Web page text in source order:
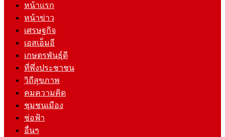
หน้าแรก
หน้าข่าว
เศรษฐกิจ
เอสเอ็มอี
เกษตรพันธุ์ดี
ที่พึ่งประชาชน
วิถีสุขภาพ
คมความคิด
ชุมชนเมือง
ช่อฟ้า
อื่นๆ